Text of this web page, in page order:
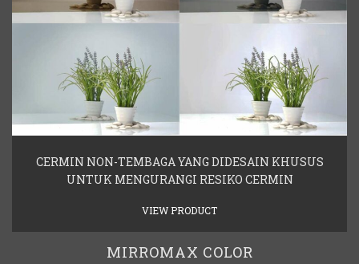
CERMIN NON-TEMBAGA YANG DIDESAIN KHUSUS
UNTUK MENGURANGI RESIKO CERMIN
VIEW PRODUCT
MIRROMAX COLOR